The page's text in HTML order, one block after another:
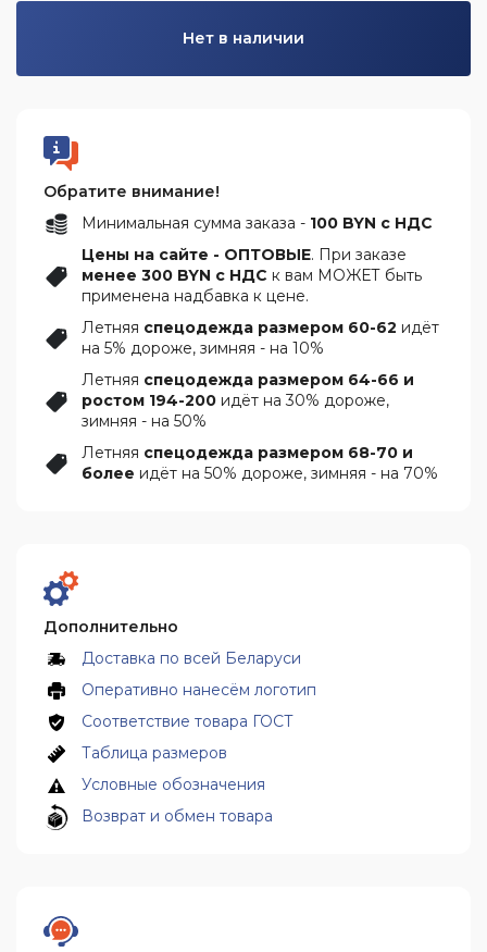
Нет в наличии
Обратите внимание!
Минимальная сумма заказа - 100 BYN с НДС
Цены на сайте - ОПТОВЫЕ. При заказе
менее 300 BYN с НДС к вам МОЖЕТ быть
применена надбавка к цене.
Летняя спецодежда размером 60-62 идёт
на 5% дороже, зимняя - на 10%
Летняя спецодежда размером 64-66 и
ростом 194-200 идёт на 30% дороже,
зимняя - на 50%
Летняя спецодежда размером 68-70 и
более идёт на 50% дороже, зимняя - на 70%
Дополнительно
Доставка по всей Беларуси
Оперативно нанесём логотип
Соответствие товара ГОСТ
Таблица размеров
Условные обозначения
Возврат и обмен товара